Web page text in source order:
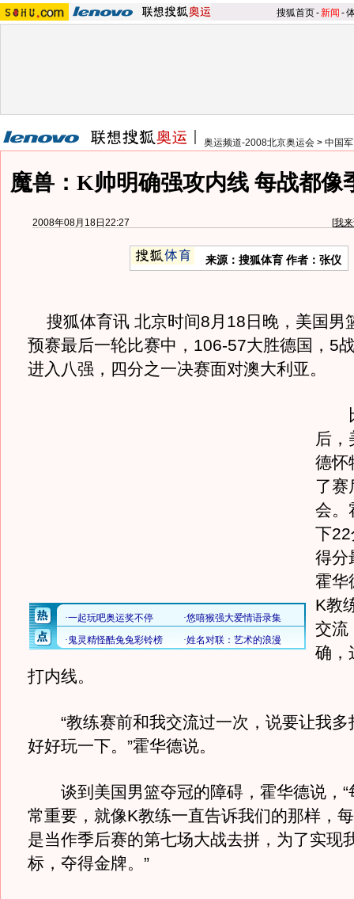
搜狐首页-新闻 -
奥运频道-2008北京奥运会 > 中国
魔兽：K帅明确强攻内线 每战都像
2008年08月18日22:27 [我
来源：搜狐体育 作者：张仪
搜狐体育讯 北京时间8月18日晚，美国男
预赛最后一轮比赛中，106-57大胜德国，5
进入八强，四分之一决赛面对澳大利亚。
比
后，
德怀
了赛
会。
下
得分
霍华
K教
交流
确，
打内线。
“教练赛前和我交流过一次，说要让我多
好好玩一下。”霍华德说。
谈到美国男篮夺冠的障碍，霍华德说，“
常重要，就像K教练一直告诉我们的那样，
是当作季后赛的第七场大战去拼，为了实现
标，夺得金牌。”